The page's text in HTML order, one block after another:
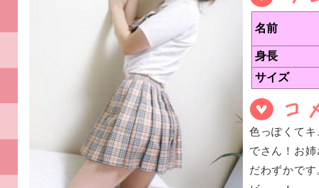
名前
身長
サイズ
色っぽくて
でさん！お
だわずかで